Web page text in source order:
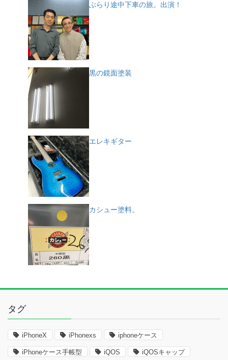
ぶらり途中下車の旅。出演！
黒の鏡面塗装
エレキギター
カシュー塗料。
タグ
iPhoneX iPhonexs iphoneケース
iPhoneケース手帳型 iQOS iQOSキャップ